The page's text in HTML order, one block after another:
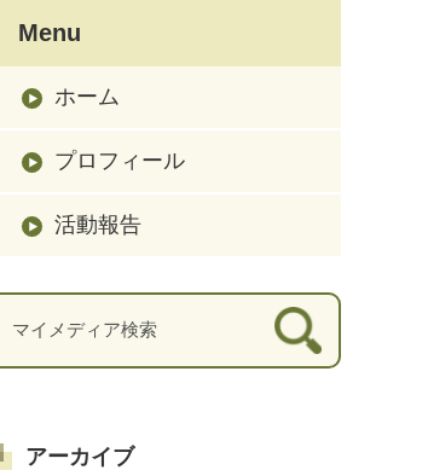
Menu
ホーム
プロフィール
活動報告
アーカイブ